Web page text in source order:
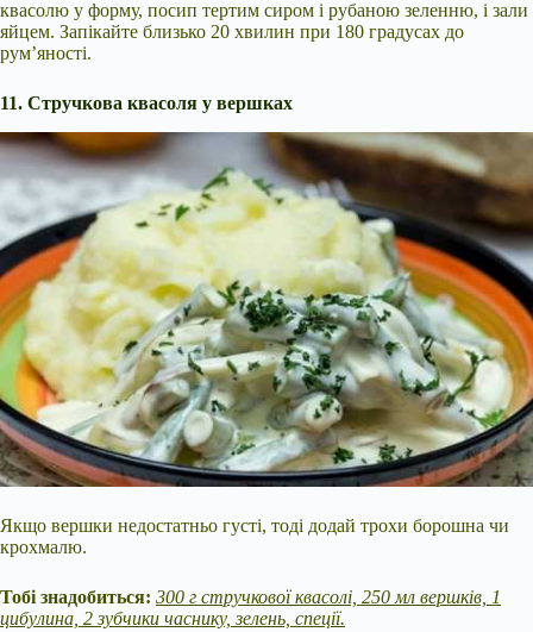
квасолю у форму, посип тертим сиром і рубаною зеленню, і зали
яйцем. Запікайте близько 20 хвилин при 180 градусах до
рум’яності.
11. Стручкова квасоля у вершках
Якщо вершки недостатньо густі, тоді додай трохи борошна чи
крохмалю.
Тобі знадобиться: 300 г стручкової квасолі, 250 мл вершків, 1
цибулина, 2 зубчики часнику, зелень, спеції.